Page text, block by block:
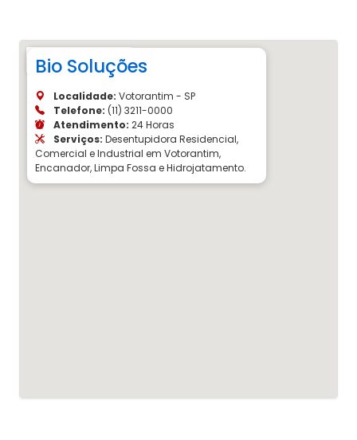
Bio Soluções
Localidade: Votorantim - SP
Telefone: (11) 3211-0000
Atendimento: 24 Horas
Serviços: Desentupidora Residencial,
Comercial e Industrial em Votorantim,
Encanador, Limpa Fossa e Hidrojatamento.